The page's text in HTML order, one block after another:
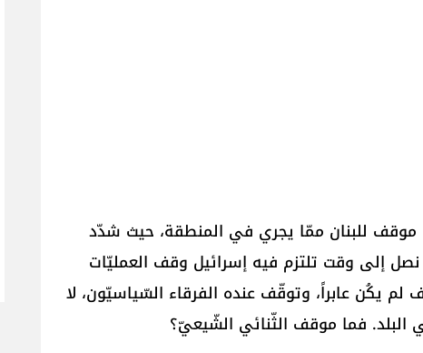
موقف للبنان ممّا يجري في المنطقة، حيث شدّد
إلى وقت تلتزم فيه إسرائيل وقف العمليّات
يكُن عابراً، وتوقّف عنده الفرقاء السّياسيّون، لا
فما موقف الثّنائي الشّيعيّ؟